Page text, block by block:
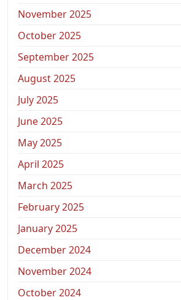
November 2025
October 2025
September 2025
August 2025
July 2025
June 2025
May 2025
April 2025
March 2025
February 2025
January 2025
December 2024
November 2024
October 2024